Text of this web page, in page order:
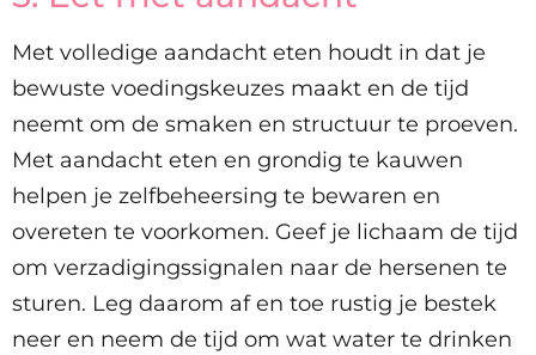
Met volledige aandacht eten houdt in dat je
bewuste voedingskeuzes maakt en de tijd
neemt om de smaken en structuur te proeven.
Met aandacht eten en grondig te kauwen
helpen je zelfbeheersing te bewaren en
overeten te voorkomen. Geef je lichaam de tijd
om verzadigingssignalen naar de hersenen te
sturen. Leg daarom af en toe rustig je bestek
neer en neem de tijd om wat water te drinken